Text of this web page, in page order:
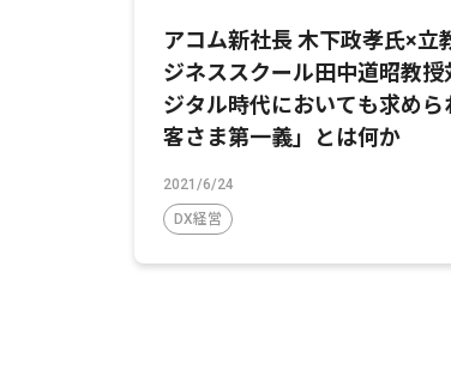
アコム新社長 木下政孝氏×立
ジネススクール田中道昭教授
ジタル時代においても求めら
客さま第一義」とは何か
2021/6/24
DX経営